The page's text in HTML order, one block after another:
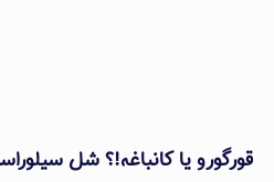
قورگورو یا کانباغه!؟ شل